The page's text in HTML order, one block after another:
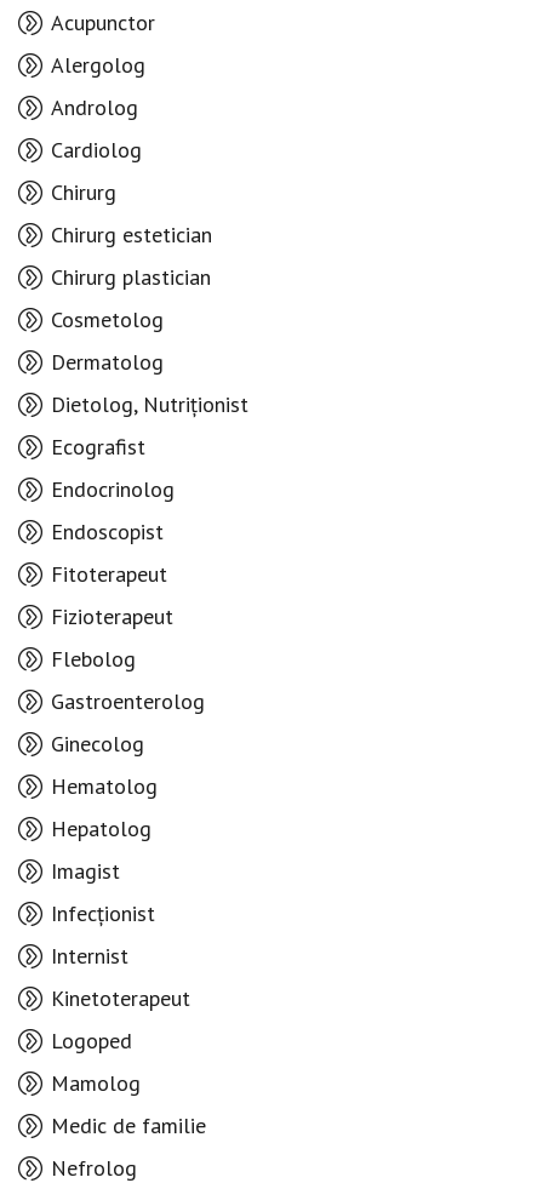
Acupunctor
Alergolog
Androlog
Cardiolog
Chirurg
Chirurg estetician
Chirurg plastician
Cosmetolog
Dermatolog
Dietolog, Nutriționist
Ecografist
Endocrinolog
Endoscopist
Fitoterapeut
Fizioterapeut
Flebolog
Gastroenterolog
Ginecolog
Hematolog
Hepatolog
Imagist
Infecționist
Internist
Kinetoterapeut
Logoped
Mamolog
Medic de familie
Nefrolog